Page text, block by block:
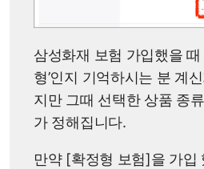
삼성화재 보험 가입했을 때
형’인지 기억하시는 분 계
지만 그때 선택한 상품 종
가 정해집니다.
만약 [확정형 보험]을 가입